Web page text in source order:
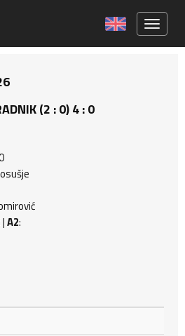
(2 : 0) 4 : 0
A2: